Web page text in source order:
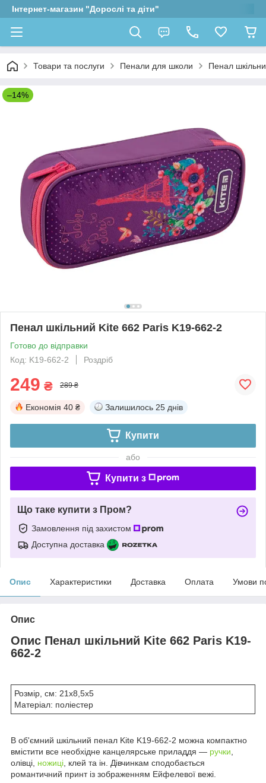
Інтернет-магазин "Дорослі та діти"
Товари та послуги Пенали для школи Пенал
–14%
Пенал шкільний Kite 662 Paris K19-662-2
Готово до відправки
Код: K19-662-2
Роздріб
249 ₴ 289 ₴
Економія 40 ₴ Залишилось 25 днів
Купити
або
Купити з
Що таке купити з Пром?
Замовлення під захистом
Доступна доставка
Опис Характеристики Доставка Оплата Умови
Опис
Опис Пенал шкільний Kite 662 Paris K19-
662-2
Розмір, см: 21x8,5x5
Матеріал: поліестер
В об'ємний шкільний пенал Kite K19-662-2 можна компактно
вмістити все необхідне канцелярське приладдя — ручки,
олівці, ножиці, клей та ін. Дівчинкам сподобається
романтичний принт із зображенням Ейфелевої вежі.